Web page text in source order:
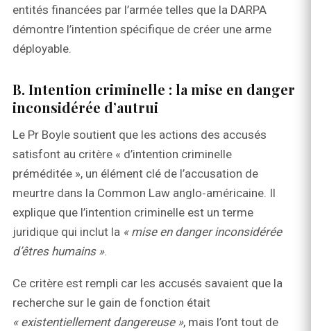
entités financées par l’armée telles que la DARPA
démontre l’intention spécifique de créer une arme
déployable.
B. Intention criminelle : la mise en danger
inconsidérée d’autrui
Le Pr Boyle soutient que les actions des accusés
satisfont au critère « d’intention criminelle
préméditée », un élément clé de l’accusation de
meurtre dans la Common Law anglo‑américaine. Il
explique que l’intention criminelle est un terme
juridique qui inclut la « mise en danger inconsidérée
d’êtres humains ».
Ce critère est rempli car les accusés savaient que la
recherche sur le gain de fonction était
« existentiellement dangereuse », mais l’ont tout de